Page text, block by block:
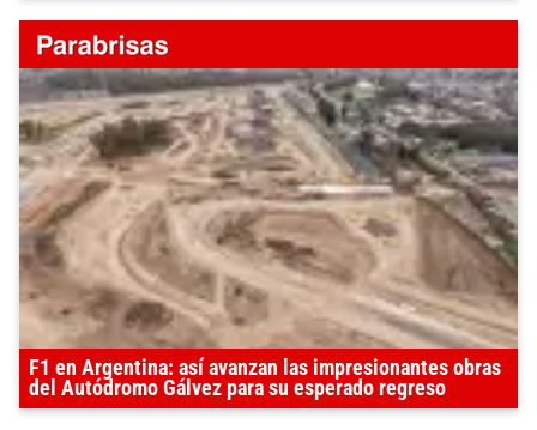
F1 en Argentina: así avanzan las impresionantes obras
del Autódromo Gálvez para su esperado regreso